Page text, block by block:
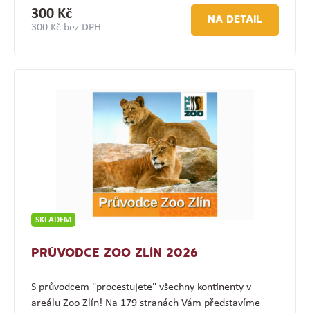
300 Kč
300 Kč bez DPH
NA DETAIL
SKLADEM
PRŮVODCE ZOO ZLÍN 2026
S průvodcem "procestujete" všechny kontinenty v
areálu Zoo Zlín! Na 179 stranách Vám představíme